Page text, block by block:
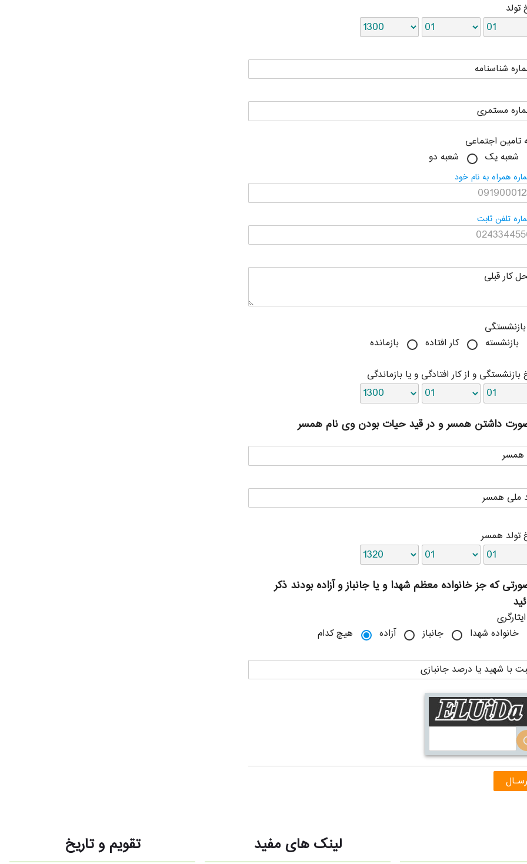
تولد
شناسنامه
مستمری
تامین اجتماعی
شعبه یک
شعبه دو
همراه به نام خود
تلفن ثابت
کار قبلی
بازنشسته
کار افتاده بازمانده
بازنشستگی و از کار افتادگی و یا بازماندگی
داشتن همسر و در قید حیات بودن وی نام همسر
همسر
ملی همسر
تولد همسر
که جز خانواده معظم شهدا و یا جانباز و آزاده بودند ذکر
خانواده شهدا
جانباز آزاده هیچ کدام
با شهید یا درصد جانبازی
لینک های مفید تقویم و تاریخ